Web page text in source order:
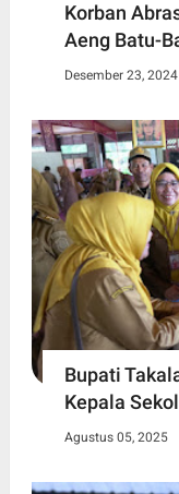
Korban
Aeng Batu-
Desember 23, 2024
Bupati
Kepala
Agustus 05, 2025